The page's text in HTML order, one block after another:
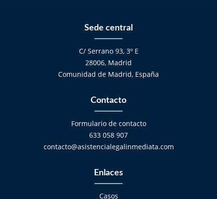
Sede central
C/ Serrano 93, 3º E
28006, Madrid
Comunidad de Madrid, España
Contacto
Formulario de contacto
633 058 907
contacto@asistencialegalinmediata.com
Enlaces
Casos